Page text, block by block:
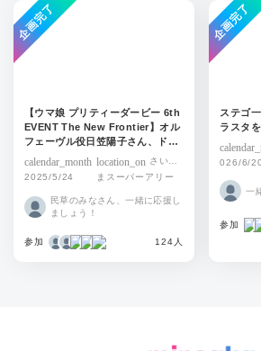
【ウマ娘 プリティーダービー 6th
EVENT The New Frontier】オル
フェーヴル役日笠陽子さん、ドリ
ームジャーニー役吉岡茉祐さんへ
フラワースタンドを贈りません
calendar_month
2025/5/24
location_on さいた
まスーパーアリー
民草のみなさん、一緒に応援し
ましょう！
参加 124人
企画完了
ステゴ
ラスタ
026/6/20
一
参加
企画完了